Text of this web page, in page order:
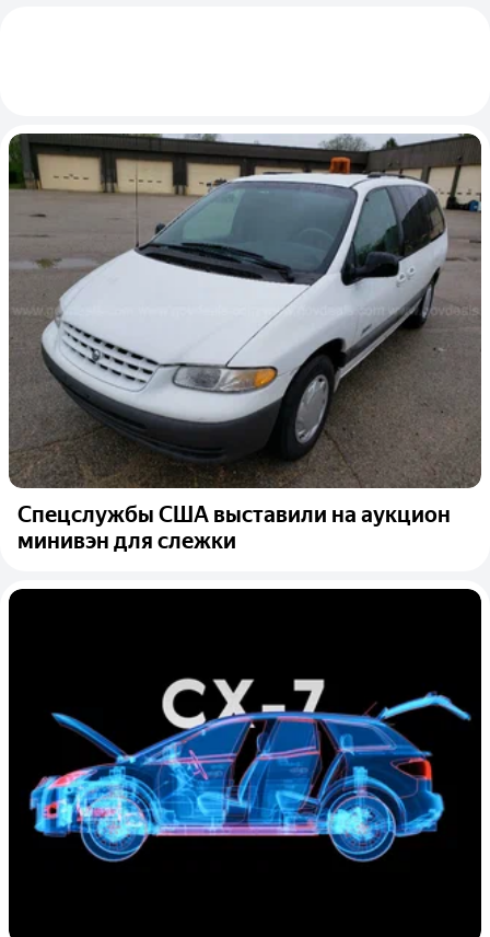
Спецслужбы США выставили на аукцион
минивэн для слежки